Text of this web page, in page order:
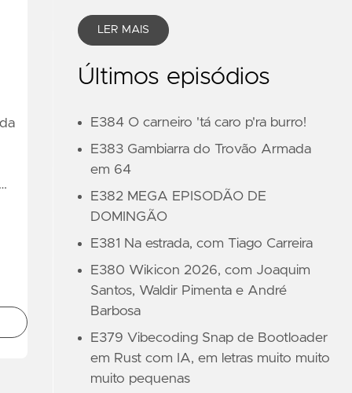
LER MAIS
Últimos episódios
E384 O carneiro 'tá caro p'ra burro!
E383 Gambiarra do Trovão Armada
em 64
E382 MEGA EPISODÃO DE
DOMINGÃO
E381 Na estrada, com Tiago Carreira
E380 Wikicon 2026, com Joaquim
Santos, Waldir Pimenta e André
Barbosa
E379 Vibecoding Snap de Bootloader
em Rust com IA, em letras muito muito
muito pequenas